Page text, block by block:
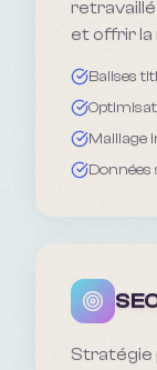
et offrir la
Balises
Maillage
Stratégie